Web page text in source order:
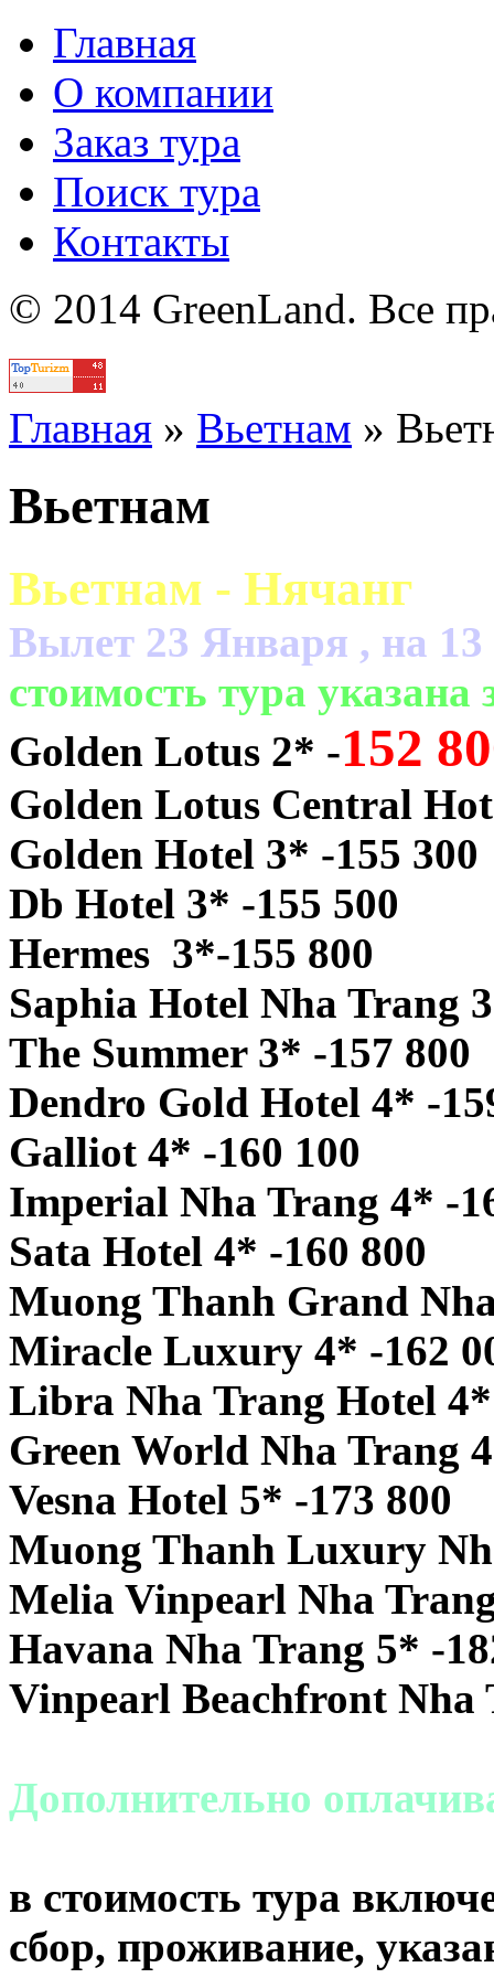
Главная
О компании
Заказ тура
Поиск тура
Контакты
© 2014 GreenLand. Все
Главная » Вьетнам »
Вьетнам
Вьетнам - Нячанг
Вылет 23 Января , на 13
cтоимость тура указана
Golden Lotus 2* -152
Golden Lotus Central
Golden Hotel 3* -155 300
Db Hotel 3* -155 500
Hermes 3*-155 800
Saphia Hotel Nha Trang
The Summer 3* -157 800
Dendro Gold Hotel 4* -
Galliot 4* -160 100
Imperial Nha Trang 4* -
Sata Hotel 4* -160 800
Muong Thanh Grand
Miracle Luxury 4* -162
Libra Nha Trang Hotel 4*
Green World Nha Trang
Vesna Hotel 5* -173 800
Muong Thanh Luxury
Melia Vinpearl Nha
Havana Nha Trang 5* -
Vinpearl Beachfront Nha
Дополнительно
в стоимость тура
сбор, проживание,